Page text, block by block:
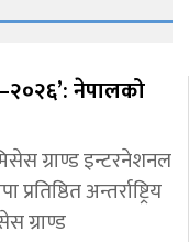
नेपालको
ग्राण्ड इन्टरनेशनल
अन्तर्राष्ट्रिय
ग्राण्ड